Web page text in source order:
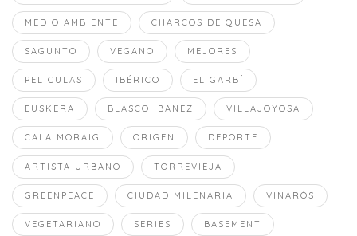
MEDIO AMBIENTE CHARCOS DE QUESA
SAGUNTO VEGANO MEJORES
PELICULAS IBÉRICO EL GARBÍ
EUSKERA BLASCO IBAÑEZ VILLAJOYOSA
CALA MORAIG ORIGEN DEPORTE
ARTISTA URBANO TORREVIEJA
GREENPEACE CIUDAD MILENARIA VINARÒS
VEGETARIANO SERIES BASEMENT